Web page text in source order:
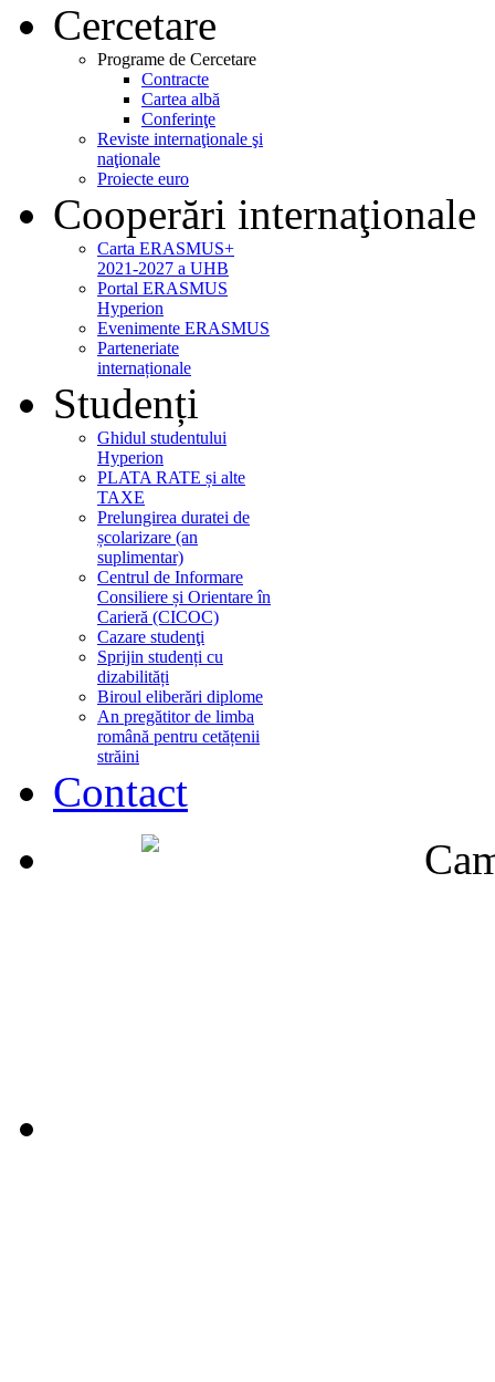
Cercetare
Programe de Cercetare
Contracte
Cartea albă
Conferinţe
Reviste internaţionale şi
naţionale
Proiecte euro
Cooperări internaţionale
Carta ERASMUS+
2021-2027 a UHB
Portal ERASMUS
Hyperion
Evenimente ERASMUS
Parteneriate
internaționale
Studenți
Ghidul studentului
Hyperion
PLATA RATE și alte
TAXE
Prelungirea duratei de
școlarizare (an
suplimentar)
Centrul de Informare
Consiliere și Orientare în
Carieră (CICOC)
Cazare studenţi
Sprijin studenți cu
dizabilități
Biroul eliberări diplome
An pregătitor de limba
română pentru cetățenii
străini
Contact